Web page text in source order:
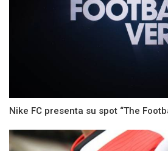
Nike FC presenta su spot “The